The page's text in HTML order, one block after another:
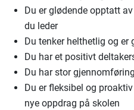
Du er glødende opptatt
du leder
Du tenker helthetlig og er
Du har et positivt
Du har stor
Du er fleksibel og
nye oppdrag på skolen